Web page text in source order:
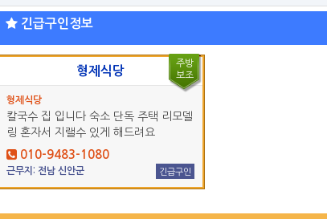
긴급구인정보
형제식당
형제식당
칼국수 집 입니다 숙소 단독 주택 리모델
링 혼자서 지랠수 있게 해드려요
010-9483-1080
근무지: 전남 신안군 긴급구인
주방
보조